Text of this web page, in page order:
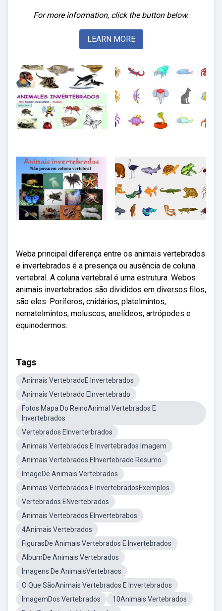
For more information, click the button below.
LEARN MORE
Weba principal diferença entre os animais vertebrados
e invertebrados é a presença ou ausência de coluna
vertebral. A coluna vertebral é uma estrutura. Webos
animais invertebrados são divididos em diversos filos,
são eles: Poríferos, cnidários, platelmintos,
nematelmintos, moluscos, anelídeos, artrópodes e
equinodermos.
Tags
Animais VertebradoE Invertebrados
Animais Vertebrado EInvertebrado
Fotos Mapa Do ReinoAnimal Vertebrados E
Invertebrados
Vertebrados EInverterbrados
Animais Vertebrados E Invertebrados Imagem
Animais Vertebrados EInvertebrado Resumo
ImageDe Animais Vertebrados
Animais Vertebrados E InvertebradosExemplos
Vertebrados ENvertebrados
Animais Vertebrados EInvertebrabos
4Animais Vertebrados
FigurasDe Animais Vertebrados E Invertebrados
AlbumDe Animais Vertebrados
Imagens De AnimaisVertebraos
O Que SãoAnimais Vertebrados E Invertebrados
ImagemDos Vertebrados
10Animais Vertebrados